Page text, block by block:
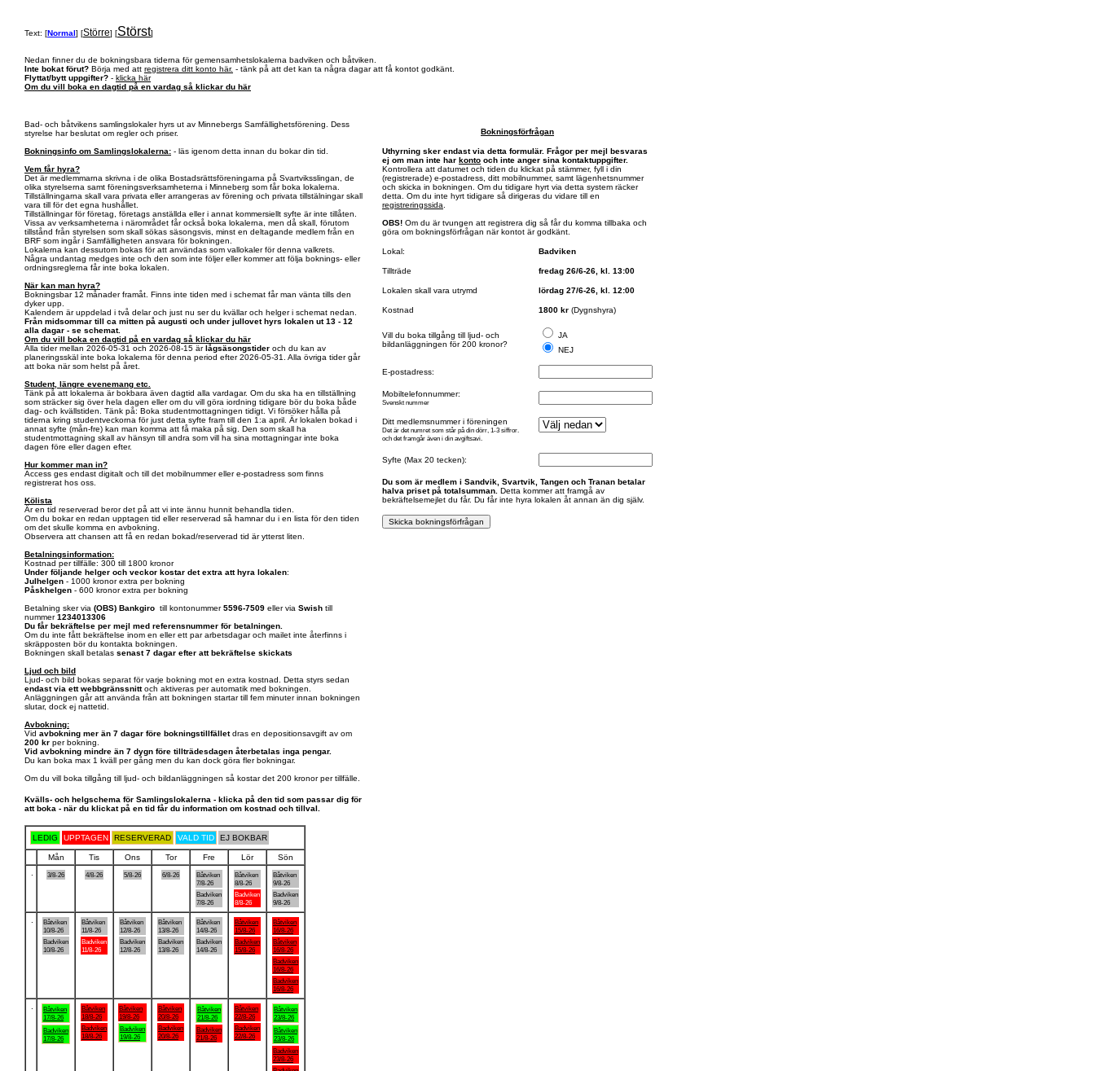
Text: [Normal] [Större] [Störst]
Nedan finner du de bokningsbara tiderna för gemensamhetslokalerna badviken och båtviken.
Inte bokat förut? Börja med att registrera ditt konto här. - tänk på att det kan ta några dagar att få kontot godkänt.
Flyttat/bytt uppgifter? - klicka här
Om du vill boka en dagtid på en vardag så klickar du här
Bad- och båtvikens samlingslokaler hyrs ut av Minnebergs Samfällighetsförening. Dess
styrelse har beslutat om regler och priser.
Bokningsinfo om Samlingslokalerna: - läs igenom detta innan du bokar din tid.
Vem får hyra?
Det är medlemmarna skrivna i de olika Bostadsrättsföreningarna på Svartviksslingan, de
olika styrelserna samt föreningsverksamheterna i Minneberg som får boka lokalerna.
Tillställningarna skall vara privata eller arrangeras av förening och privata tillstälningar skall
vara till för det egna hushållet.
Tillställningar för företag, företags anställda eller i annat kommersiellt syfte är inte tillåten.
Vissa av verksamheterna i närområdet får också boka lokalerna, men då skall, förutom
tillstånd från styrelsen som skall sökas säsongsvis, minst en deltagande medlem från en
BRF som ingår i Samfälligheten ansvara för bokningen.
Lokalerna kan dessutom bokas för att användas som vallokaler för denna valkrets.
Några undantag medges inte och den som inte följer eller kommer att följa boknings- eller
ordningsreglerna får inte boka lokalen.
När kan man hyra?
Bokningsbar 12 månader framåt. Finns inte tiden med i schemat får man vänta tills den
dyker upp.
Kalendern är uppdelad i två delar och just nu ser du kvällar och helger i schemat nedan.
Från midsommar till ca mitten på augusti och under jullovet hyrs lokalen ut 13 - 12
alla dagar - se schemat.
Om du vill boka en dagtid på en vardag så klickar du här
Alla tider mellan 2026-05-31 och 2026-08-15 ärlågsäsongstider och du kan av
planeringsskäl inte boka lokalerna för denna period efter 2026-05-31. Alla övriga tider går
att boka när som helst på året.
Student, längre evenemang etc.
Tänk på att lokalerna är bokbara även dagtid alla vardagar. Om du ska ha en tillställning
som sträcker sig över hela dagen eller om du vill göra iordning tidigare bör du boka både
dag- och kvällstiden. Tänk på: Boka studentmottagningen tidigt. Vi försöker hålla på
tiderna kring studentveckorna för just detta syfte fram till den 1:a april. Är lokalen bokad i
annat syfte (mån-fre) kan man komma att få maka på sig. Den som skall ha
studentmottagning skall av hänsyn till andra som vill ha sina mottagningar inte boka
dagen före eller dagen efter.
Hur kommer man in?
Access ges endast digitalt och till det mobilnummer eller e-postadress som finns
registrerat hos oss.
Kölista
Är en tid reserverad beror det på att vi inte ännu hunnit behandla tiden.
Om du bokar en redan upptagen tid eller reserverad så hamnar du i en lista för den tiden
om det skulle komma en avbokning.
Observera att chansen att få en redan bokad/reserverad tid är ytterst liten.
Betalningsinformation:
Kostnad per tillfälle: 300 till 1800 kronor
Under följande helger och veckor kostar det extra att hyra lokalen:
Julhelgen - 1000 kronor extra per bokning
Påskhelgen - 600 kronor extra per bokning
Betalning sker via (OBS) Bankgiro till kontonummer5596-7509 eller via Swish till
nummer1234013306
Du får bekräftelse per mejl med referensnummer för betalningen.
Om du inte fått bekräftelse inom en eller ett par arbetsdagar och mailet inte återfinns i
skräpposten bör du kontakta bokningen.
Bokningen skall betalas senast 7 dagar efter att bekräftelse skickats
Ljud och bild
Ljud- och bild bokas separat för varje bokning mot en extra kostnad. Detta styrs sedan
endast via ett webbgränssnittoch aktiveras per automatik med bokningen.
Anläggningen går att använda från att bokningen startar till fem minuter innan bokningen
slutar, dock ej nattetid.
Avbokning:
Vid avbokning mer än 7 dagar före bokningstillfälletdras en depositionsavgift av om
200 kr per bokning.
Vid avbokning mindre än 7 dygn före tillträdesdagen återbetalas inga pengar.
Du kan boka max 1 kväll per gång men du kan dock göra fler bokningar.
Om du vill boka tillgång till ljud- och bildanläggningen så kostar det 200 kronor per tillfälle.
Bokningsförfrågan
Uthyrning sker endast via detta formulär. Frågor per mejl besvaras
ej om man inte har konto och inte anger sina kontaktuppgifter.
Kontrollera att datumet och tiden du klickat på stämmer, fyll i din
(registrerade) e-postadress, ditt mobilnummer, samt lägenhetsnummer
och skicka in bokningen. Om du tidigare hyrt via detta system räcker
detta. Om du inte hyrt tidigare så dirigeras du vidare till en
registreringssida
OBS! Om du är tvungen att registrera dig så får du komma tillbaka och
göra om bokningsförfrågan när kontot är godkänt.
Lokal: Badviken
Tillträde fredag 26/6-26, kl. 13:00
Lokalen skall vara utrymd lördag 27/6-26, kl. 12:00
Kostnad 1800 kr (Dygnshyra)
Vill du boka tillgång till ljud- och
bildanläggningen för 200 kronor?
JA
NEJ
E-postadress:
Mobiltelefonnummer:
Svenskt nummer
Ditt medlemsnummer i föreningen
Det är det numret som står på din dörr, 1-3 siffror.
och det framgår även i din avgiftsavi.
Syfte (Max 20 tecken):
Du som är medlem i Sandvik, Svartvik, Tangen och Tranan betalar
halva priset på totalsumman. Detta kommer att framgå av
bekräftelsemejlet du får. Du får inte hyra lokalen åt annan än dig själv.
Kvälls- och helgschema för Samlingslokalerna - klicka på den tid som passar dig för
att boka - när du klickat på en tid får du information om kostnad och tillval.
LEDIG UPPTAGEN RESERVERAD VALD TID EJ BOKBAR
Mån Tis Ons Tor Fre Lör
Sön
3/8-26 4/8-26 5/8-26 6/8-26
Båtviken
7/8-26
Badviken
7/8-26
Båtviken
8/8-26
Badviken
8/8-26
Båtviken
9/8-26
Badviken
9/8-26
Båtviken
10/8-26
Badviken
10/8-26
Båtviken
11/8-26
Badviken
11/8-26
Båtviken
12/8-26
Badviken
12/8-26
Båtviken
13/8-26
Badviken
13/8-26
Båtviken
14/8-26
Badviken
14/8-26
Båtviken
15/8-26
Badviken
15/8-26
Båtviken
16/8-26
Båtviken
16/8-26
Badviken
16/8-26
Badviken
16/8-26
Båtviken
17/8-26
Badviken
17/8-26
Båtviken
18/8-26
Badviken
18/8-26
Båtviken
19/8-26
Badviken
19/8-26
Båtviken
20/8-26
Badviken
20/8-26
Båtviken
21/8-26
Badviken
21/8-26
Båtviken
22/8-26
Badviken
22/8-26
Båtviken
23/8-26
Båtviken
23/8-26
Badviken
23/8-26